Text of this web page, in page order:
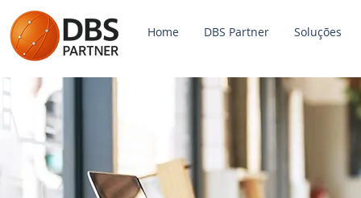
Home DBS Partner Soluções